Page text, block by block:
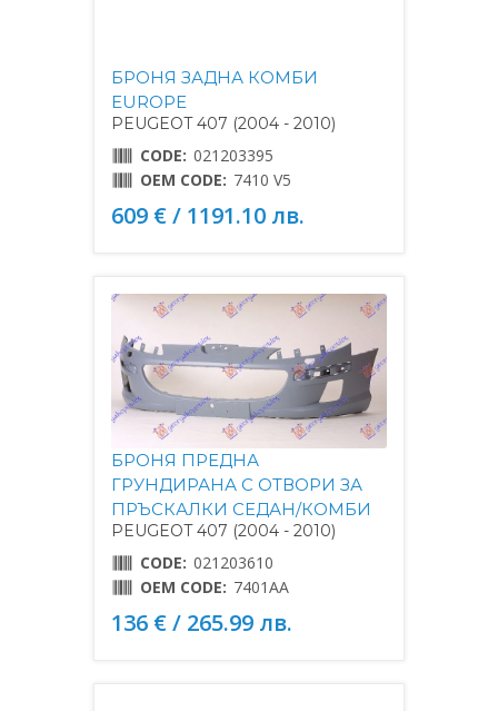
БРОНЯ ЗАДНА КОМБИ
EUROPE
PEUGEOT 407 (2004 - 2010)
CODE: 021203395
OEM CODE: 7410 V5
609 € / 1191.10 лв.
БРОНЯ ПРЕДНА
ГРУНДИРАНА С ОТВОРИ ЗА
ПРЪСКАЛКИ СЕДАН/КОМБИ
PEUGEOT 407 (2004 - 2010)
CODE: 021203610
OEM CODE: 7401AA
136 € / 265.99 лв.